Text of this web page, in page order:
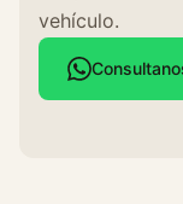
vehículo.